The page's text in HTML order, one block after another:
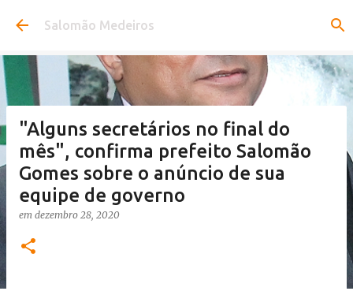
Pular para o conteúdo principal
Salomão Medeiros
"Alguns secretários no final do
mês", confirma prefeito Salomão
Gomes sobre o anúncio de sua
equipe de governo
em dezembro 28, 2020